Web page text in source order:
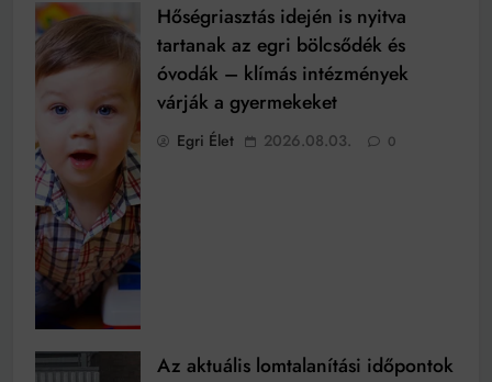
Hőségriasztás idején is nyitva
tartanak az egri bölcsődék és
óvodák – klímás intézmények
várják a gyermekeket
Egri Élet 2026.08.03. 0
Az aktuális lomtalanítási időpontok